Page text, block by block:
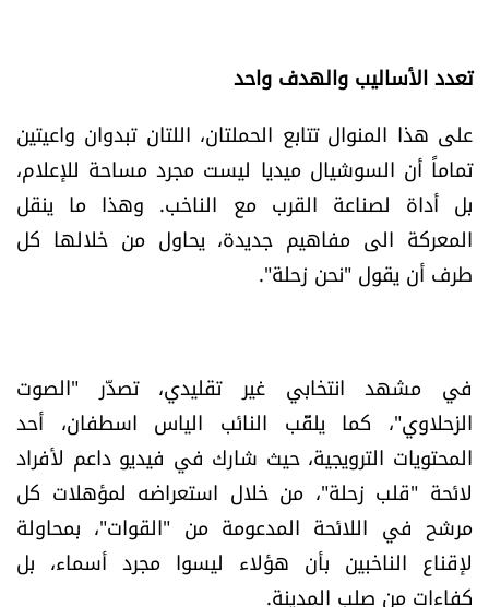
تعدد الأساليب والهدف واحد
على هذا المنوال تتابع الحملتان، اللتان تبدوان واعيتين
تماماً أن السوشيال ميديا ليست مجرد مساحة للإعلام،
بل أداة لصناعة القرب مع الناخب. وهذا ما ينقل
المعركة الى مفاهيم جديدة، يحاول من خلالها كل
طرف أن يقول "نحن زحلة".
في مشهد انتخابي غير تقليدي، تصدّر "الصوت
الزحلاوي"، كما يلقّب النائب الياس اسطفان، أحد
المحتويات الترويجية، حيث شارك في فيديو داعم لأفراد
لائحة "قلب زحلة"، من خلال استعراضه لمؤهلات كل
مرشح في اللائحة المدعومة من "القوات"، بمحاولة
لإقناع الناخبين بأن هؤلاء ليسوا مجرد أسماء، بل
كفاءات من صلب المدينة.